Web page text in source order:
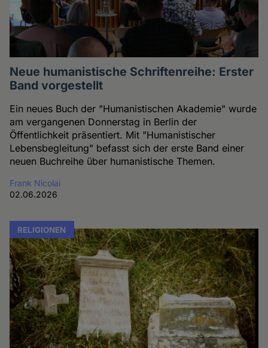
Neue humanistische Schriftenreihe: Erster
Band vorgestellt
Ein neues Buch der "Humanistischen Akademie" wurde
am vergangenen Donnerstag in Berlin der
Öffentlichkeit präsentiert. Mit "Humanistischer
Lebensbegleitung" befasst sich der erste Band einer
neuen Buchreihe über humanistische Themen.
Frank Nicolai
02.06.2026
RELIGIONEN